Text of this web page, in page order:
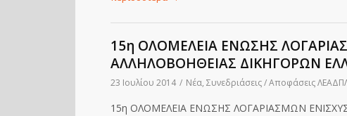
15η ΟΛΟΜΕΛΕΙΑ ΕΝΩΣΗΣ
ΑΛΛΗΛΟΒΟΗΘΕΙΑΣ ΔΙΚΗΓΟΡΩΝ
23 Ιουλίου 2014 / Νέα, Συνεδριάσεις / Αποφάσεις
15η ΟΛΟΜΕΛΕΙΑ ΕΝΩΣΗΣ ΛΟΓΑΡΙΑΣΜΩΝ